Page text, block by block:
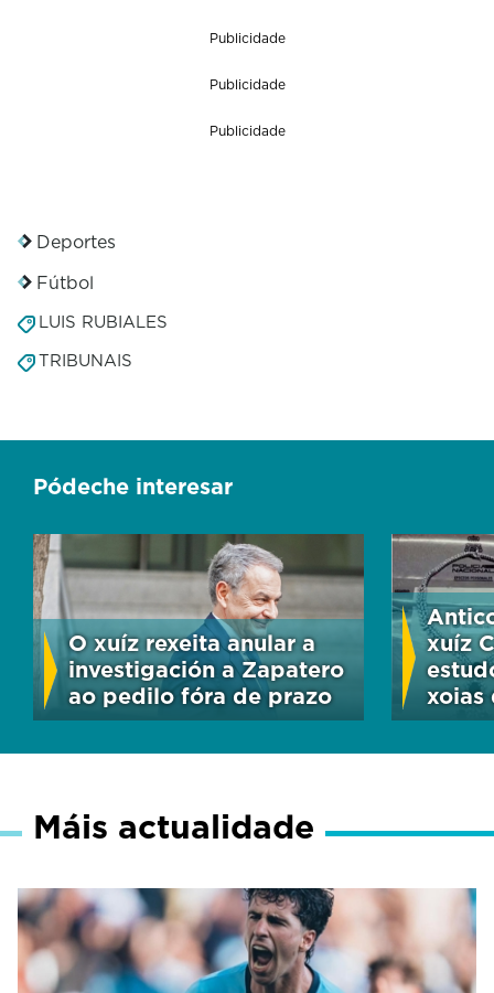
Publicidade
Publicidade
Publicidade
Deportes
Fútbol
LUIS RUBIALES
TRIBUNAIS
Pódeche interesar
O xuíz rexeita anular a
investigación a Zapatero
ao pedilo fóra de prazo
xuíz
xoias
Máis actualidade